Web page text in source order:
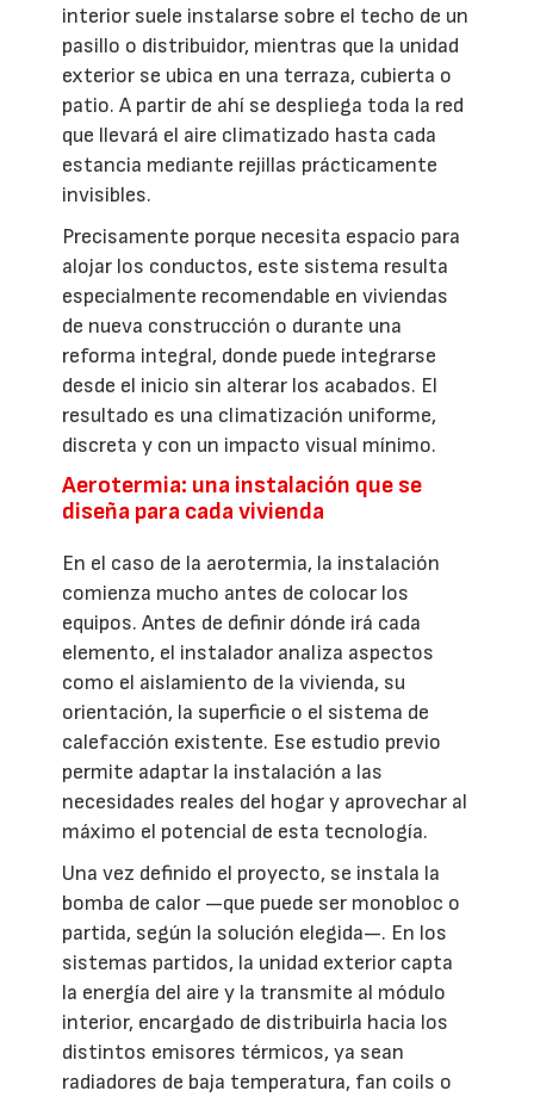
interior suele instalarse sobre el techo de un
pasillo o distribuidor, mientras que la unidad
exterior se ubica en una terraza, cubierta o
patio. A partir de ahí se despliega toda la red
que llevará el aire climatizado hasta cada
estancia mediante rejillas prácticamente
invisibles.
Precisamente porque necesita espacio para
alojar los conductos, este sistema resulta
especialmente recomendable en viviendas
de nueva construcción o durante una
reforma integral, donde puede integrarse
desde el inicio sin alterar los acabados. El
resultado es una climatización uniforme,
discreta y con un impacto visual mínimo.
Aerotermia: una instalación que se
diseña para cada vivienda
En el caso de la aerotermia, la instalación
comienza mucho antes de colocar los
equipos. Antes de definir dónde irá cada
elemento, el instalador analiza aspectos
como el aislamiento de la vivienda, su
orientación, la superficie o el sistema de
calefacción existente. Ese estudio previo
permite adaptar la instalación a las
necesidades reales del hogar y aprovechar al
máximo el potencial de esta tecnología.
Una vez definido el proyecto, se instala la
bomba de calor —que puede ser monobloc o
partida, según la solución elegida—. En los
sistemas partidos, la unidad exterior capta
la energía del aire y la transmite al módulo
interior, encargado de distribuirla hacia los
distintos emisores térmicos, ya sean
radiadores de baja temperatura, fan coils o